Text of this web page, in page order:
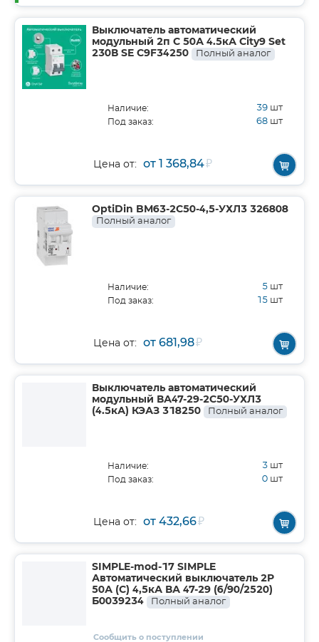
Выключатель автоматический
модульный 2п C 50А 4.5кА City9 Set
230В SE C9F34250
Полный аналог
Наличие: 39 шт
Под заказ: 68 шт
Цена от: от 1 368,84₽
OptiDin BM63-2C50-4,5-УХЛ3 326808
Полный аналог
Наличие: 5 шт
Под заказ: 15 шт
Цена от: от 681,98₽
Выключатель автоматический
модульный ВА47-29-2C50-УХЛ3
(4.5кА) КЭАЗ 318250
Полный аналог
Наличие: 3 шт
Под заказ: 0 шт
Цена от: от 432,66₽
SIMPLE-mod-17 SIMPLE
Автоматический выключатель 2P
50А (C) 4,5кА ВА 47-29 (6/90/2520)
Б0039234
Полный аналог
Сообщить о поступлении